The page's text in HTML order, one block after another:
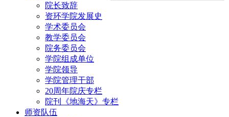
院长致辞
资环学院发展史
学术委员会
教学委员会
院务委员会
学院组成单位
学院领导
学院管理干部
20周年院庆专栏
院刊《地海天》专栏
师资队伍